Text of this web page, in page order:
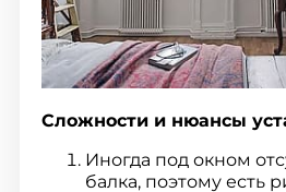
Сложности и нюансы
Иногда под окном
балка, поэтому есть